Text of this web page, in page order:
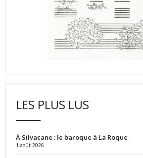
LES PLUS LUS
À Silvacane : le baroque à La Roque
1 août 2026